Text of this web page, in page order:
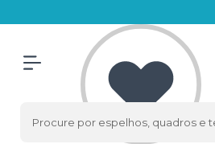
ESPELHOS CLÁSSICOS
COM LED